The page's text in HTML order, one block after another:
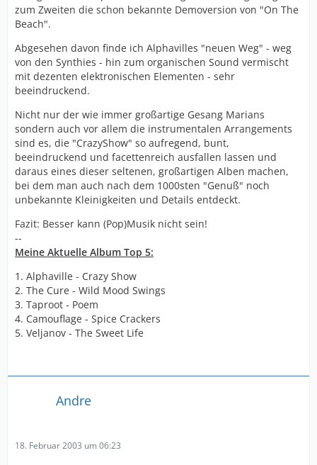
zum Zweiten die schon bekannte Demoversion von "On The
Beach".
Abgesehen davon finde ich Alphavilles "neuen Weg" - weg
von den Synthies - hin zum organischen Sound vermischt
mit dezenten elektronischen Elementen - sehr
beeindruckend.
Nicht nur der wie immer großartige Gesang Marians
sondern auch vor allem die instrumentalen Arrangements
sind es, die "CrazyShow" so aufregend, bunt,
beeindruckend und facettenreich ausfallen lassen und
daraus eines dieser seltenen, großartigen Alben machen,
bei dem man auch nach dem 1000sten "Genuß" noch
unbekannte Kleinigkeiten und Details entdeckt.
Fazit: Besser kann (Pop)Musik nicht sein!
--
Meine Aktuelle Album Top 5:
1. Alphaville - Crazy Show
2. The Cure - Wild Mood Swings
3. Taproot - Poem
4. Camouflage - Spice Crackers
5. Veljanov - The Sweet Life
Andre
18. Februar 2003 um 06:23